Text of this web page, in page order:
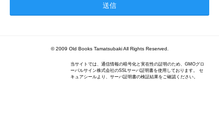
© 2009 Old Books Tamatsubaki All Rights Reserved.
当サイトでは、通信情報の暗号化と実在性の証明のため、GMOグロ
ーバルサイン株式会社のSSLサーバ証明書を使用しております。 セ
キュアシールより、サーバ証明書の検証結果をご確認ください。